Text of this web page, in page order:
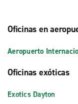
Oficinas en
Aeropuerto
Oficinas exóticas
Exotics Dayton